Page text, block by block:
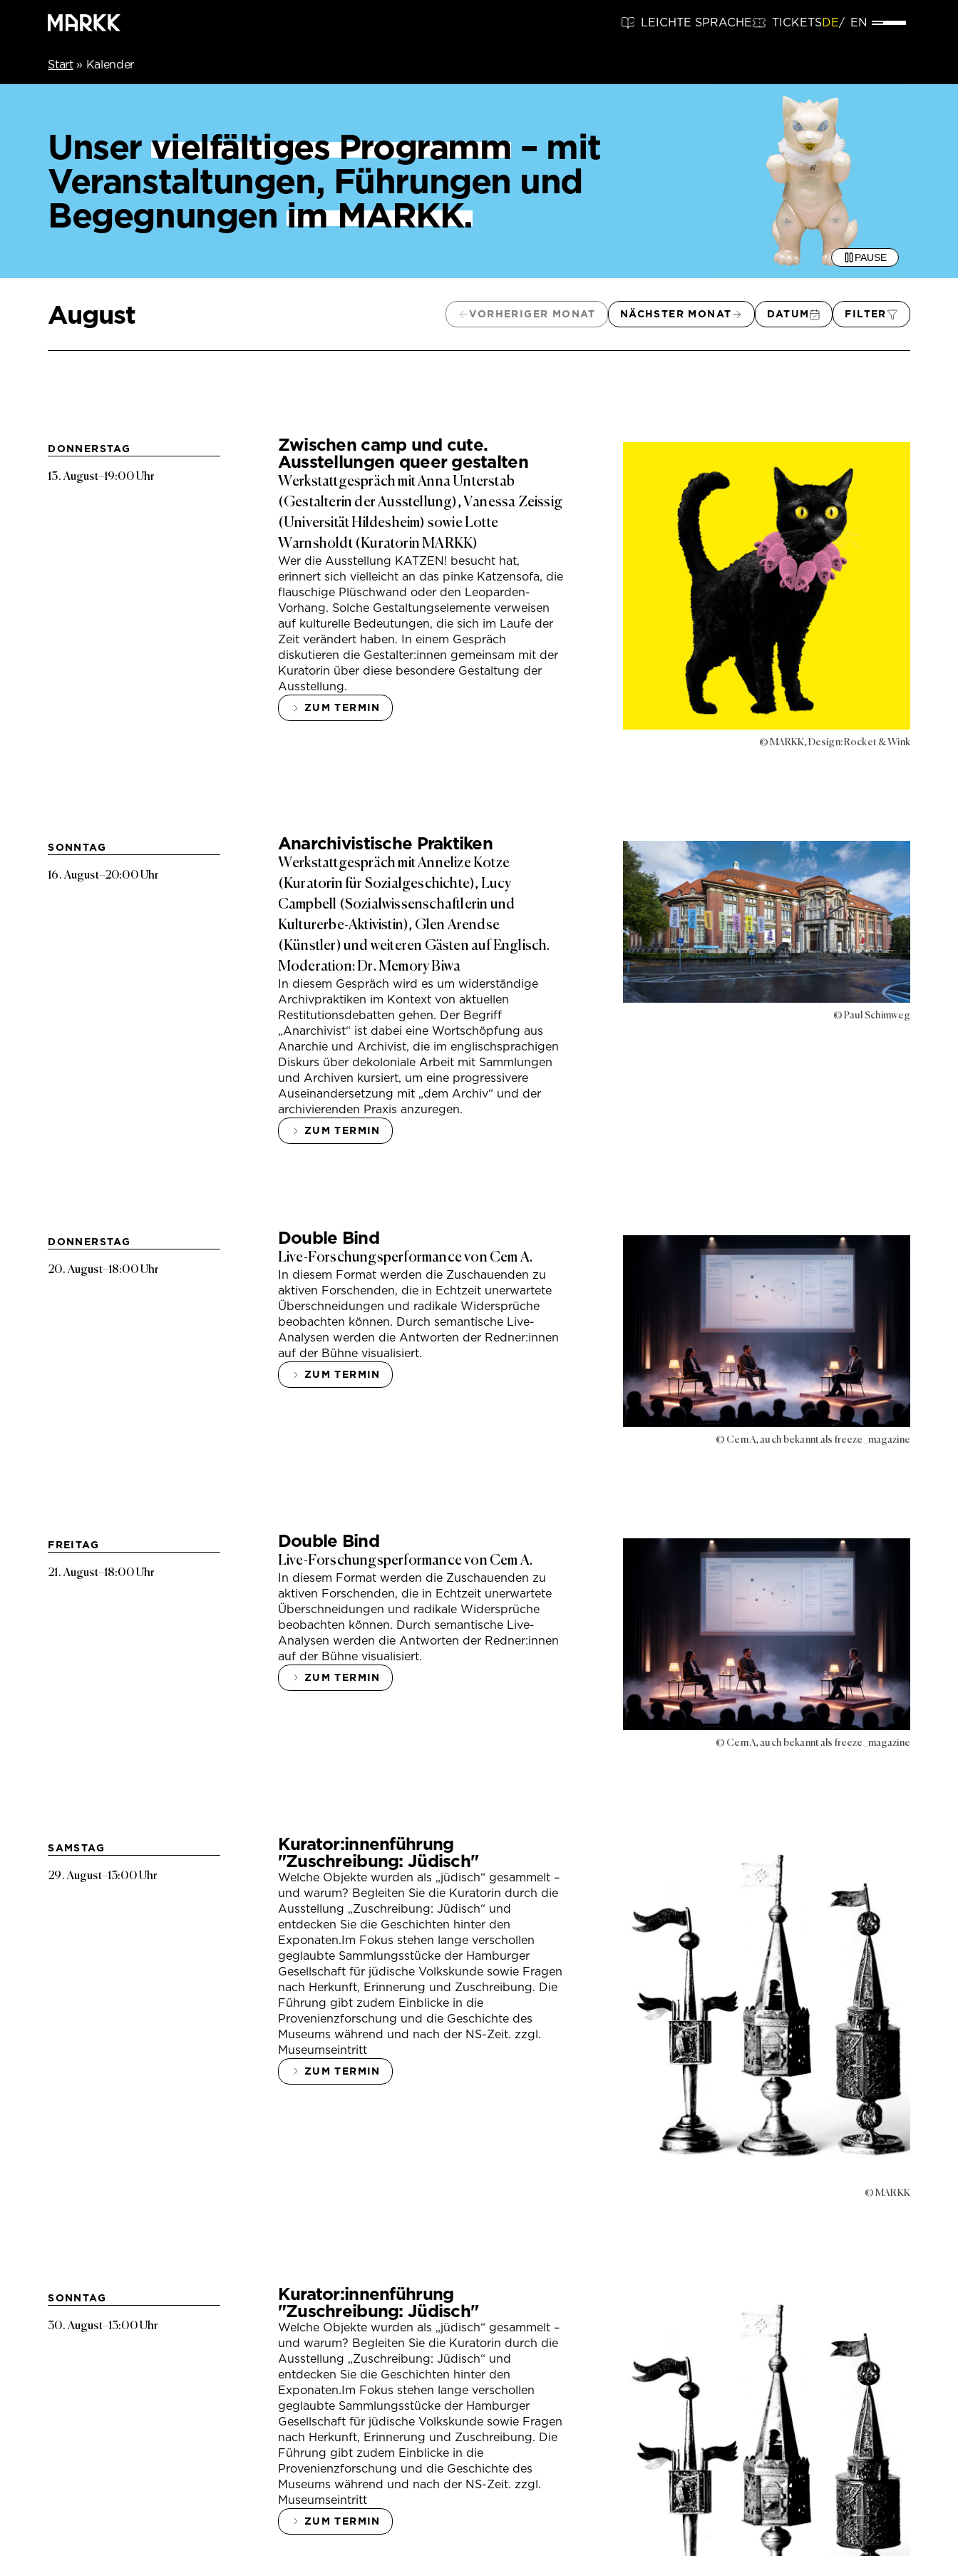
LEICHTE SPRACHE TICKETSDE EN
Start» Kalender
Unser vielfältiges Programm – mit
Veranstaltungen, Führungen und
Begegnungen im MARKK.
PAUSE
August VORHERIGER MONAT NÄCHSTER MONAT DATUM FILTER
DONNERSTAG
13. August–19:00 Uhr
Zwischen camp und cute.
Ausstellungen queer gestalten
Werkstattgespräch mit Anna Unterstab
(Gestalterin der Ausstellung), Vanessa Zeissig
(Universität Hildesheim) sowie Lotte
Warnsholdt (Kuratorin MARKK)
Wer die Ausstellung KATZEN! besucht hat,
erinnert sich vielleicht an das pinke Katzensofa, die
flauschige Plüschwand oder den Leoparden-
Vorhang. Solche Gestaltungselemente verweisen
auf kulturelle Bedeutungen, die sich im Laufe der
Zeit verändert haben. In einem Gespräch
diskutieren die Gestalter:innen gemeinsam mit der
Kuratorin über diese besondere Gestaltung der
Ausstellung.
ZUM TERMIN
© MARKK, Design: Rocket & Wink
SONNTAG
16. August–20:00 Uhr
Anarchivistische Praktiken
Werkstattgespräch mit Annelize Kotze
(Kuratorin für Sozialgeschichte), Lucy
Campbell (Sozialwissenschaftlerin und
Kulturerbe-Aktivistin), Glen Arendse
(Künstler) und weiteren Gästen auf Englisch.
Moderation: Dr. Memory Biwa
In diesem Gespräch wird es um widerständige
Archivpraktiken im Kontext von aktuellen
Restitutionsdebatten gehen. Der Begriff
„Anarchivist“ ist dabei eine Wortschöpfung aus
Anarchie und Archivist, die im englischsprachigen
Diskurs über dekoloniale Arbeit mit Sammlungen
und Archiven kursiert, um eine progressivere
Auseinandersetzung mit „dem Archiv“ und der
archivierenden Praxis anzuregen.
ZUM TERMIN
© Paul Schimweg
DONNERSTAG
20. August–18:00 Uhr
Double Bind
Live-Forschungsperformance von Cem A.
In diesem Format werden die Zuschauenden zu
aktiven Forschenden, die in Echtzeit unerwartete
Überschneidungen und radikale Widersprüche
beobachten können. Durch semantische Live-
Analysen werden die Antworten der Redner:innen
auf der Bühne visualisiert.
ZUM TERMIN
© Cem A, auch bekannt als freeze_magazine
FREITAG
21. August–18:00 Uhr
Double Bind
Live-Forschungsperformance von Cem A.
In diesem Format werden die Zuschauenden zu
aktiven Forschenden, die in Echtzeit unerwartete
Überschneidungen und radikale Widersprüche
beobachten können. Durch semantische Live-
Analysen werden die Antworten der Redner:innen
auf der Bühne visualisiert.
ZUM TERMIN
© Cem A, auch bekannt als freeze_magazine
SAMSTAG
29. August–13:00 Uhr
Kurator:innenführung
"Zuschreibung: Jüdisch"
Welche Objekte wurden als „jüdisch“ gesammelt –
und warum? Begleiten Sie die Kuratorin durch die
Ausstellung „Zuschreibung: Jüdisch“ und
entdecken Sie die Geschichten hinter den
Exponaten.Im Fokus stehen lange verschollen
geglaubte Sammlungsstücke der Hamburger
Gesellschaft für jüdische Volkskunde sowie Fragen
nach Herkunft, Erinnerung und Zuschreibung. Die
Führung gibt zudem Einblicke in die
Provenienzforschung und die Geschichte des
Museums während und nach der NS-Zeit. zzgl.
Museumseintritt
ZUM TERMIN
© MARKK
SONNTAG
30. August–13:00 Uhr
Kurator:innenführung
"Zuschreibung: Jüdisch"
Welche Objekte wurden als „jüdisch“ gesammelt –
und warum? Begleiten Sie die Kuratorin durch die
Ausstellung „Zuschreibung: Jüdisch“ und
entdecken Sie die Geschichten hinter den
Exponaten.Im Fokus stehen lange verschollen
geglaubte Sammlungsstücke der Hamburger
Gesellschaft für jüdische Volkskunde sowie Fragen
nach Herkunft, Erinnerung und Zuschreibung. Die
Führung gibt zudem Einblicke in die
Provenienzforschung und die Geschichte des
Museums während und nach der NS-Zeit. zzgl.
Museumseintritt
ZUM TERMIN